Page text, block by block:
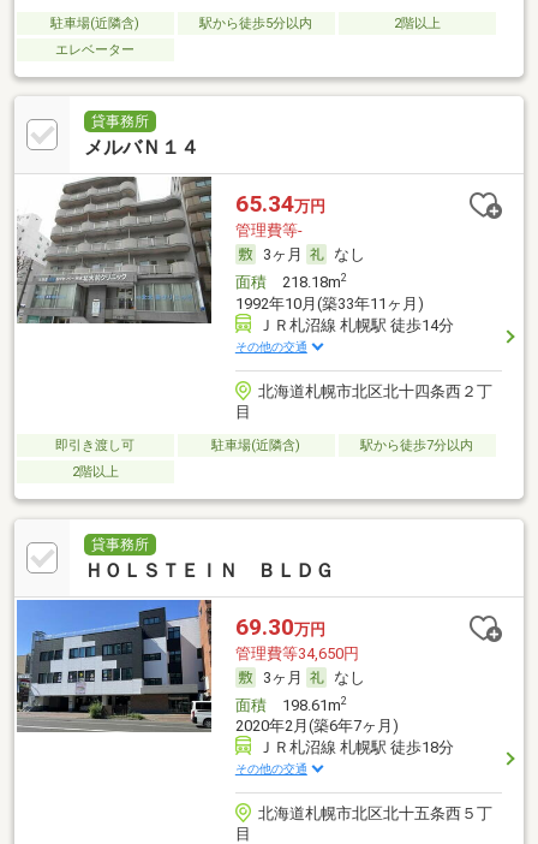
駐車場(近隣含) 駅から徒歩5分以内
2階以上
エレベーター
貸事務所
メルバＮ１４
65.34万円
管理費等-
3ヶ月
なし
面積218.18m2
1992年10月(築33年11ヶ月)
ＪＲ札沼線 札幌駅 徒歩14分
その他の交通
北海道札幌市北区北十四条西２丁
目
即引き渡し可 駐車場(近隣含)
駅から徒歩7分以内
2階以上
貸事務所
ＨＯＬＳＴＥＩＮ ＢＬＤＧ
69.30万円
管理費等34,650円
3ヶ月
なし
面積198.61m2
2020年2月(築6年7ヶ月)
ＪＲ札沼線 札幌駅 徒歩18分
その他の交通
北海道札幌市北区北十五条西５丁
目